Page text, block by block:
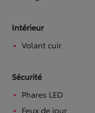
Intérieur
Volant cuir
Sécurité
Phares LED
Feux de jour